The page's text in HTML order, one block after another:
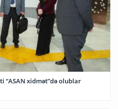
“ASAN xidmət”də olublar